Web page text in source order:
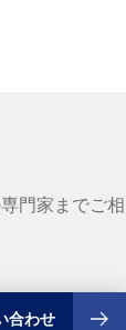
門家までご相
合わせ